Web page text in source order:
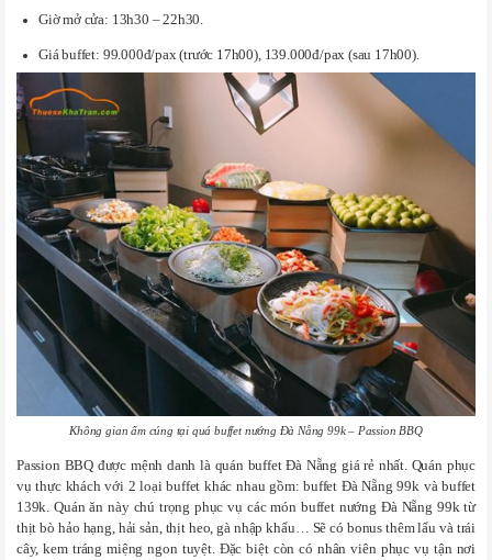
Giờ mở cửa: 13h30 – 22h30.
Giá buffet: 99.000đ/pax (trước 17h00), 139.000đ/pax (sau 17h00).
Không gian ấm cúng tại quá buffet nướng Đà Nẵng 99k – Passion BBQ
Passion BBQ được mệnh danh là quán buffet Đà Nẵng giá rẻ nhất. Quán phục
vụ thực khách với 2 loại buffet khác nhau gồm: buffet Đà Nẵng 99k và buffet
139k. Quán ăn này chú trọng phục vụ các món buffet nướng Đà Nẵng 99k từ
thịt bò hảo hạng, hải sản, thịt heo, gà nhập khẩu… Sẽ có bonus thêm lẩu và trái
cây, kem tráng miệng ngon tuyệt. Đặc biệt còn có nhân viên phục vụ tận nơi